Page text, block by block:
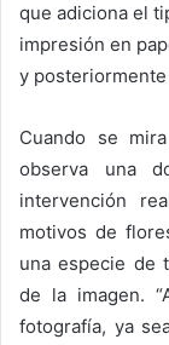
que adiciona el
impresión en
y
Cuando se
observa una
intervención
motivos de
una especie de
de la imagen.
fotografía, ya